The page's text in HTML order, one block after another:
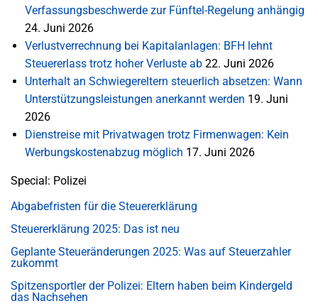
Verfassungsbeschwerde zur Fünftel-Regelung anhängig
24. Juni 2026
Verlustverrechnung bei Kapitalanlagen: BFH lehnt
Steuererlass trotz hoher Verluste ab 22. Juni 2026
Unterhalt an Schwiegereltern steuerlich absetzen: Wann
Unterstützungsleistungen anerkannt werden 19. Juni
2026
Dienstreise mit Privatwagen trotz Firmenwagen: Kein
Werbungskostenabzug möglich 17. Juni 2026
Special: Polizei
Abgabefristen für die Steuererklärung
Steuererklärung 2025: Das ist neu
Geplante Steueränderungen 2025: Was auf Steuerzahler
zukommt
Spitzensportler der Polizei: Eltern haben beim Kindergeld
das Nachsehen